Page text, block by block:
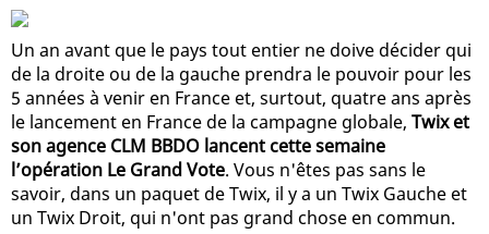
Un an avant que le pays tout entier ne doive décider qui
de la droite ou de la gauche prendra le pouvoir pour les
5 années à venir en France et, surtout, quatre ans après
le lancement en France de la campagne globale, Twix et
son agence CLM BBDO lancent cette semaine
l’opération Le Grand Vote. Vous n'êtes pas sans le
savoir, dans un paquet de Twix, il y a un Twix Gauche et
un Twix Droit, qui n'ont pas grand chose en commun.